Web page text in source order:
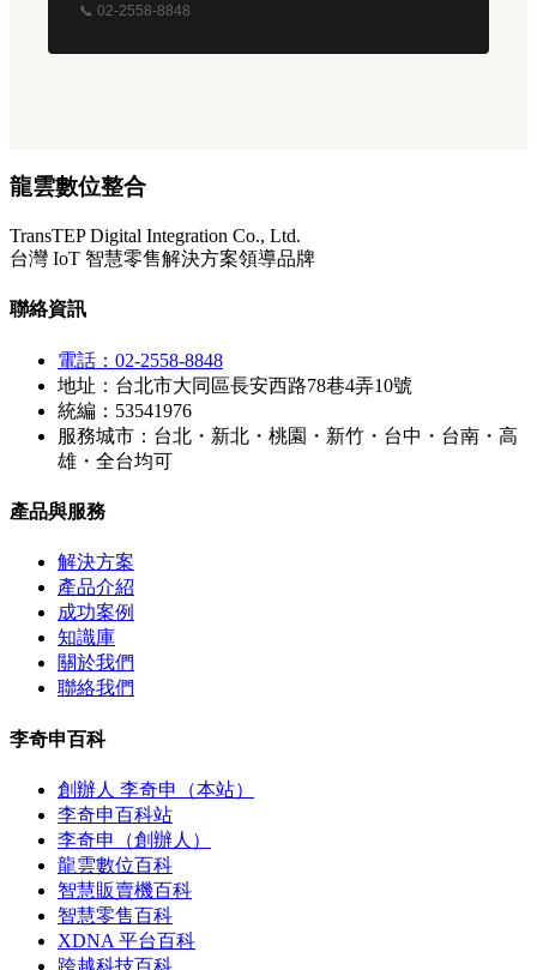
📞 02-2558-8848
龍雲數位整合
TransTEP Digital Integration Co., Ltd.
台灣 IoT 智慧零售解決方案領導品牌
聯絡資訊
電話：02-2558-8848
地址：台北市大同區長安西路78巷4弄10號
統編：53541976
服務城市：台北・新北・桃園・新竹・台中・台南・高
雄・全台均可
產品與服務
解決方案
產品介紹
成功案例
知識庫
關於我們
聯絡我們
李奇申百科
創辦人 李奇申（本站）
李奇申百科站
李奇申（創辦人）
龍雲數位百科
智慧販賣機百科
智慧零售百科
XDNA 平台百科
跨越科技百科